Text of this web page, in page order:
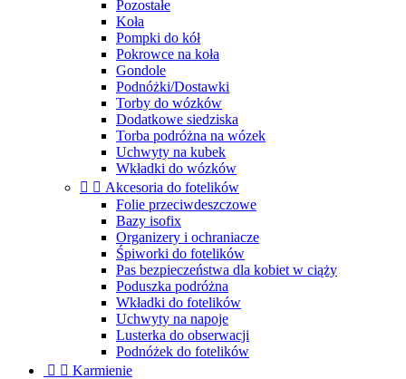
Pozostałe
Koła
Pompki do kół
Pokrowce na koła
Gondole
Podnóżki/Dostawki
Torby do wózków
Dodatkowe siedziska
Torba podróżna na wózek
Uchwyty na kubek
Wkładki do wózków
  Akcesoria do fotelików
Folie przeciwdeszczowe
Bazy isofix
Organizery i ochraniacze
Śpiworki do fotelików
Pas bezpieczeństwa dla kobiet w ciąży
Poduszka podróżna
Wkładki do fotelików
Uchwyty na napoje
Lusterka do obserwacji
Podnóżek do fotelików
  Karmienie